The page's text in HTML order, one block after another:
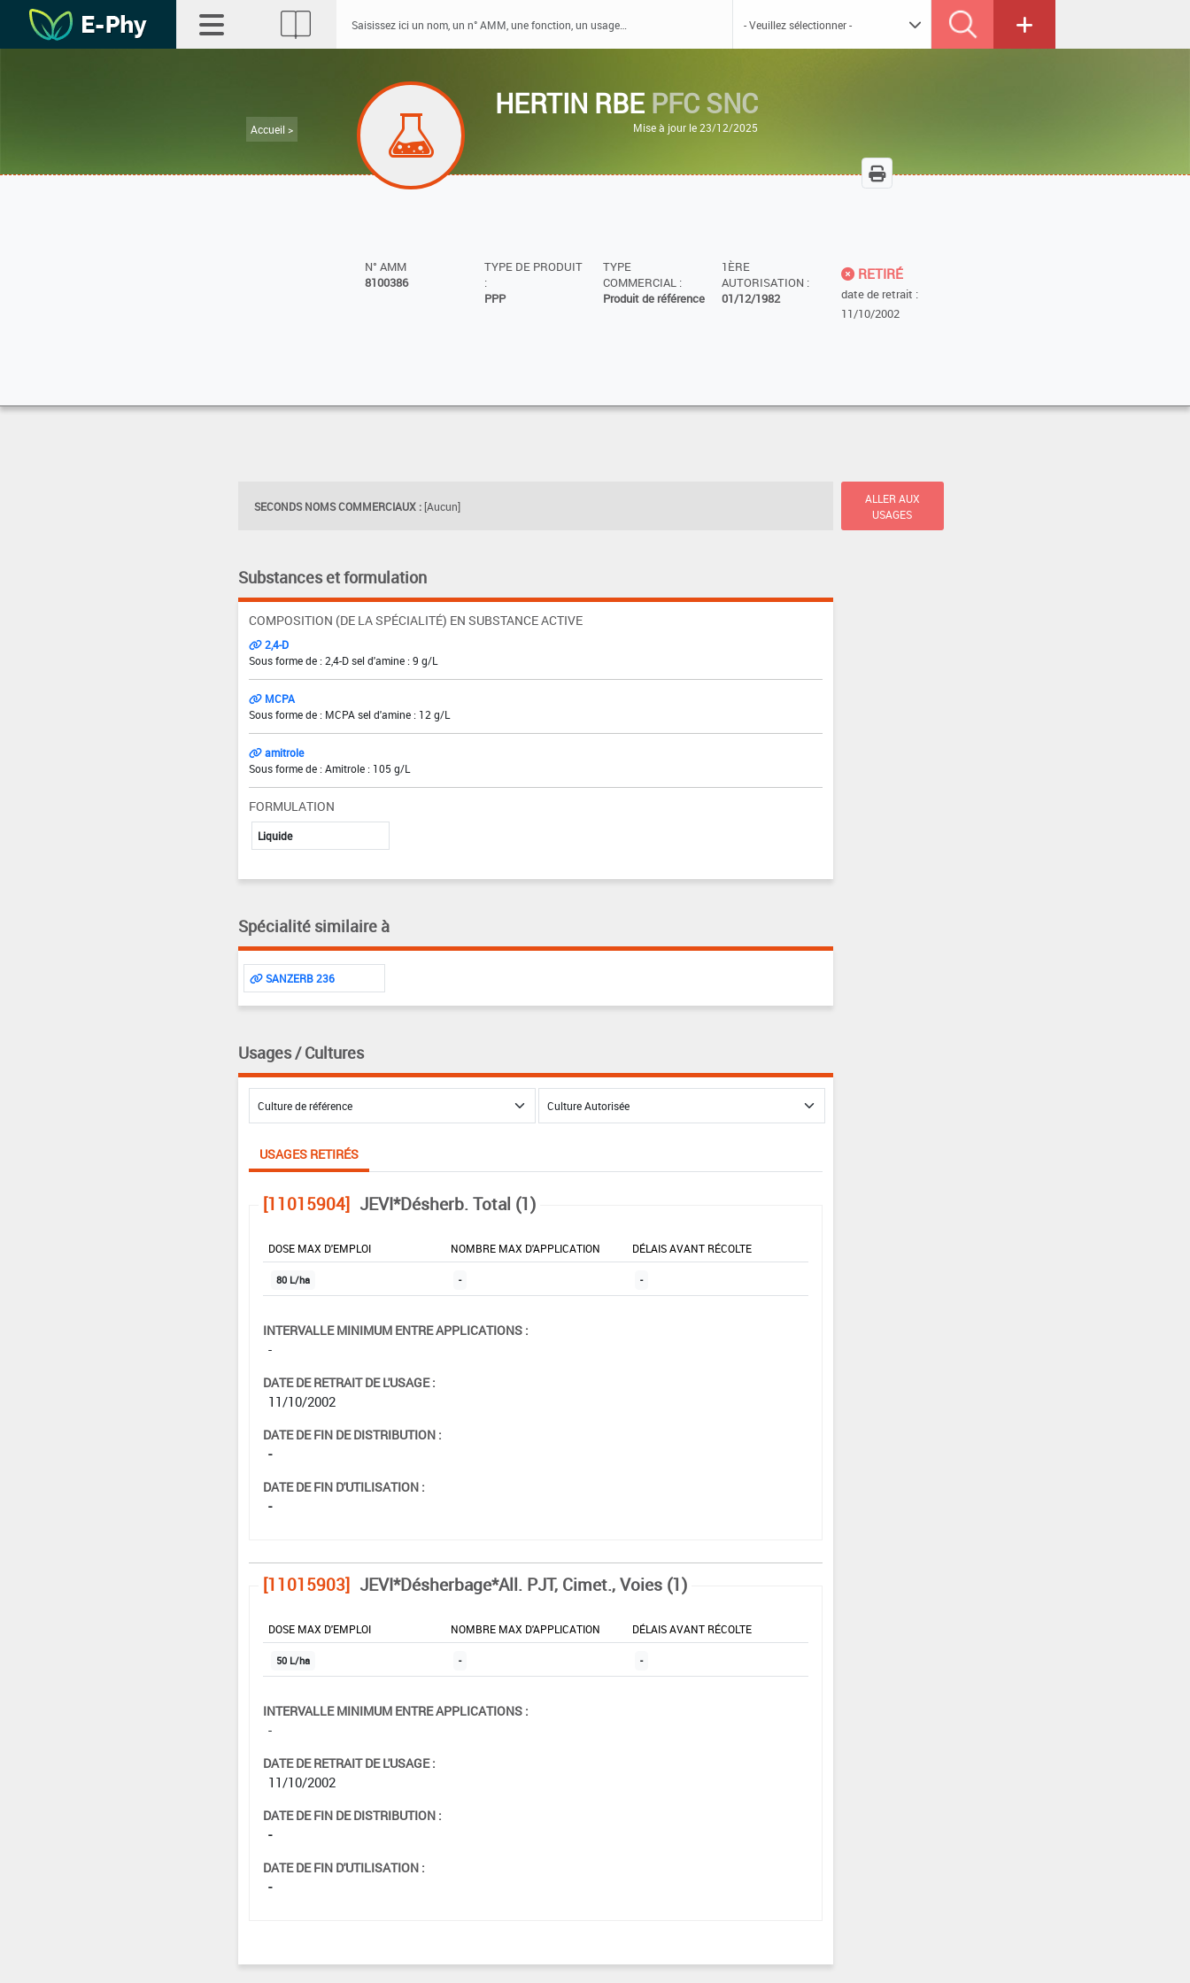
Accueil >
HERTIN RBE PFC SNC
Mise à jour le 23/12/2025
N° AMM
8100386
TYPE DE PRODUIT
:
PPP
TYPE
COMMERCIAL :
Produit de référence
1ÈRE
AUTORISATION :
01/12/1982
RETIRÉ
date de retrait :
11/10/2002
SECONDS NOMS COMMERCIAUX : [Aucun]
ALLER AUX
USAGES
Substances et formulation
COMPOSITION (DE LA SPÉCIALITÉ) EN SUBSTANCE ACTIVE
2,4-D
Sous forme de : 2,4-D sel d'amine : 9 g/L
MCPA
Sous forme de : MCPA sel d'amine : 12 g/L
amitrole
Sous forme de : Amitrole : 105 g/L
FORMULATION
Liquide
Spécialité similaire à
SANZERB 236
Usages / Cultures
USAGES RETIRÉS
[11015904] JEVI*Désherb. Total (1)
DOSE MAX D'EMPLOI NOMBRE MAX D'APPLICATION DÉLAIS AVANT RÉCOLTE
80 L/ha - -
INTERVALLE MINIMUM ENTRE APPLICATIONS :
-
DATE DE RETRAIT DE L'USAGE :
11/10/2002
DATE DE FIN DE DISTRIBUTION :
-
DATE DE FIN D'UTILISATION :
-
[11015903] JEVI*Désherbage*All. PJT, Cimet., Voies (1)
DOSE MAX D'EMPLOI NOMBRE MAX D'APPLICATION DÉLAIS AVANT RÉCOLTE
50 L/ha - -
INTERVALLE MINIMUM ENTRE APPLICATIONS :
-
DATE DE RETRAIT DE L'USAGE :
11/10/2002
DATE DE FIN DE DISTRIBUTION :
-
DATE DE FIN D'UTILISATION :
-